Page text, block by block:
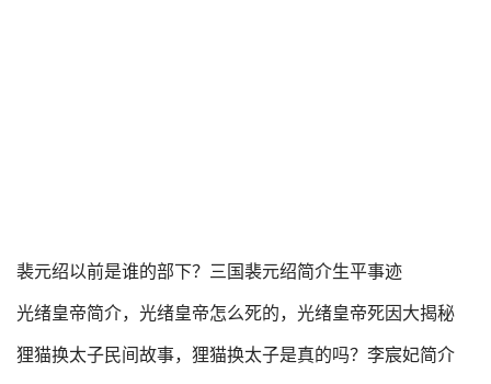
裴元绍以前是谁的部下？三国裴元绍简介生平事迹
光绪皇帝简介，光绪皇帝怎么死的，光绪皇帝死因大揭秘
狸猫换太子民间故事，狸猫换太子是真的吗？李宸妃简介